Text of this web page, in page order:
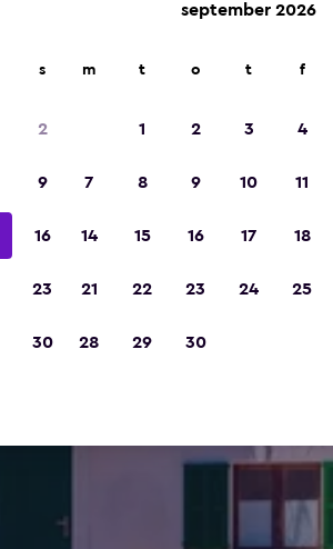
s
2
9
16
23
30
september 2026
m t o t f
1 2 3 4
7 8 9 10 11
14 15 16 17 18
21 22 23 24 25
28 29 30